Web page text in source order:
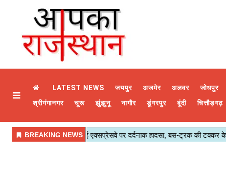
LATEST NEWS जयपुर अजमेर अलवर जोधपुर
श्रीगंगानगर
चूरू झुंझुनू नागौर डूंगरपुर बूंदी चित्तौड़गढ़